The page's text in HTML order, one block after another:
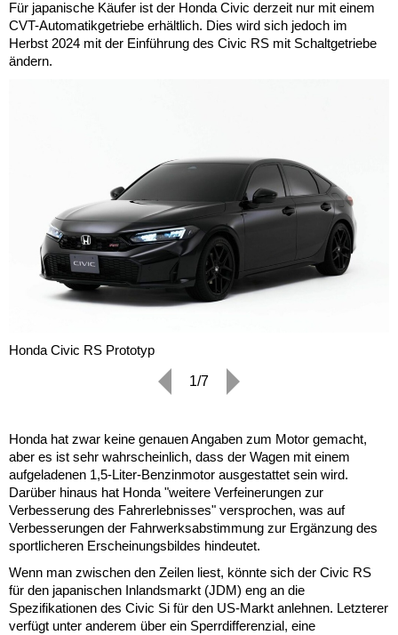
Für japanische Käufer ist der Honda Civic derzeit nur mit einem
CVT-Automatikgetriebe erhältlich. Dies wird sich jedoch im
Herbst 2024 mit der Einführung des Civic RS mit Schaltgetriebe
ändern.
Honda Civic RS Prototyp
1/7
Honda hat zwar keine genauen Angaben zum Motor gemacht,
aber es ist sehr wahrscheinlich, dass der Wagen mit einem
aufgeladenen 1,5-Liter-Benzinmotor ausgestattet sein wird.
Darüber hinaus hat Honda "weitere Verfeinerungen zur
Verbesserung des Fahrerlebnisses" versprochen, was auf
Verbesserungen der Fahrwerksabstimmung zur Ergänzung des
sportlicheren Erscheinungsbildes hindeutet.
Wenn man zwischen den Zeilen liest, könnte sich der Civic RS
für den japanischen Inlandsmarkt (JDM) eng an die
Spezifikationen des Civic Si für den US-Markt anlehnen. Letzterer
verfügt unter anderem über ein Sperrdifferenzial, eine